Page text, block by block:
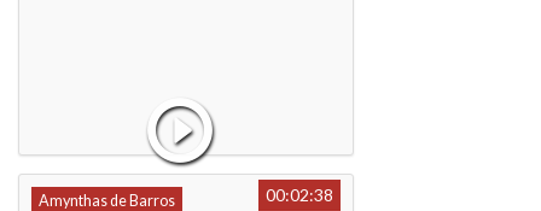
Amynthas de Barros
00:02:38